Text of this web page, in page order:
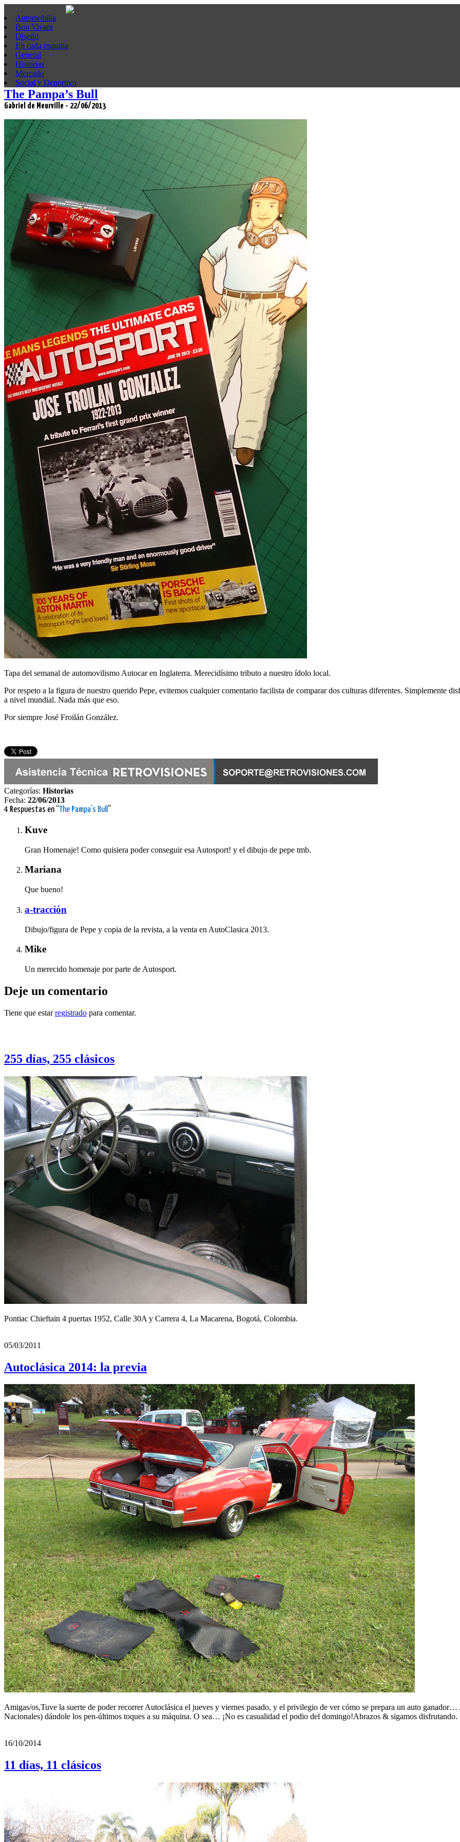
Automobilia
Bon Vivant
Diseño
En cada esquina
General
Historias
Mercado
Social y Deportivo
The Pampa’s Bull
Gabriel de Meurville - 22/06/2013
Tapa del semanal de automovilismo Autocar en Inglaterra. Merecidísimo tributo a nuestro ídolo local.
Por respeto a la figura de nuestro querido Pepe, evitemos cualquier comentario facilista de comparar dos culturas diferentes. Simplemente
a nivel mundial. Nada más que eso.
Por siempre José Froilán González.
Categorías: Historias
Fecha: 22/06/2013
4 Respuestas en “The Pampa’s Bull ”
Kuve
Gran Homenaje! Como quisiera poder conseguir esa Autosport! y el dibujo de pepe tmb.
Mariana
Que bueno!
a-tracción
Dibujo/figura de Pepe y copia de la revista, a la venta en AutoClasica 2013.
Mike
Un merecido homenaje por parte de Autosport.
Deje un comentario
Tiene que estarregistrado para comentar.
255 días, 255 clásicos
Pontiac Chieftain 4 puertas 1952, Calle 30A y Carrera 4, La Macarena, Bogotá, Colombia.
05/03/2011
Autoclásica 2014: la previa
Amigas/os,Tuve la suerte de poder recorrer Autoclásica el jueves y viernes pasado, y el privilegio de ver cómo se prepara un auto
Nacionales) dándole los pen-últimos toques a su máquina. O sea… ¡No es casualidad el podio del domingo!Abrazos & sigamos
16/10/2014
11 días, 11 clásicos